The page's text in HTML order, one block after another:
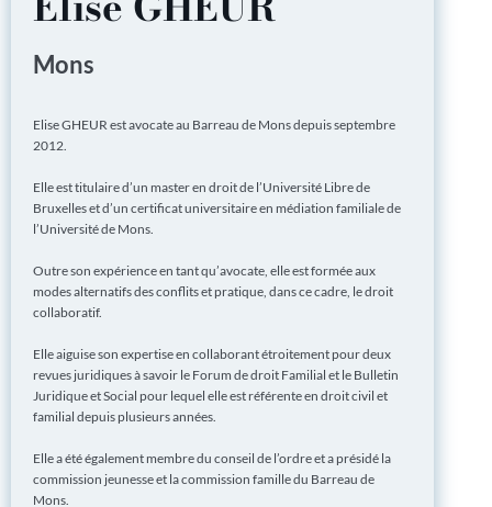
Mons
Elise GHEUR est avocate au Barreau de Mons depuis septembre
2012.
Elle est titulaire d’un master en droit de l’Université Libre de
Bruxelles et d’un certificat universitaire en médiation familiale de
l’Université de Mons.
Outre son expérience en tant qu’avocate, elle est formée aux
modes alternatifs des conflits et pratique, dans ce cadre, le droit
collaboratif.
Elle aiguise son expertise en collaborant étroitement pour deux
revues juridiques à savoir le Forum de droit Familial et le Bulletin
Juridique et Social pour lequel elle est référente en droit civil et
familial depuis plusieurs années.
Elle a été également membre du conseil de l’ordre et a présidé la
commission jeunesse et la commission famille du Barreau de
Mons.